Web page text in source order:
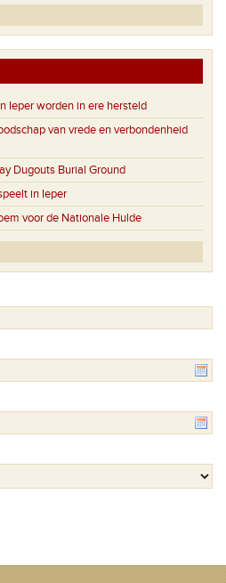
Ieper worden in ere hersteld
van vrede en verbondenheid
Dugouts Burial Ground
in Ieper
voor de Nationale Hulde